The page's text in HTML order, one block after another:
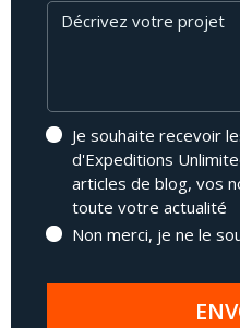
Message
Je souhaite recevoir
d'Expeditions
articles de blog, vos
toute votre actualité
Non merci, je ne le